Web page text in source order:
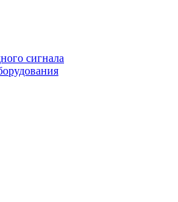
сигнала